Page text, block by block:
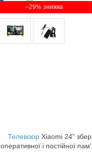
–29%
ТелевізорXiaomi 24"
оперативної і постійної